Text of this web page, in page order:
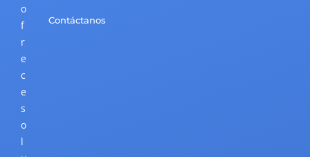
o
f
r
e
c
e
s
o
l
Contáctanos